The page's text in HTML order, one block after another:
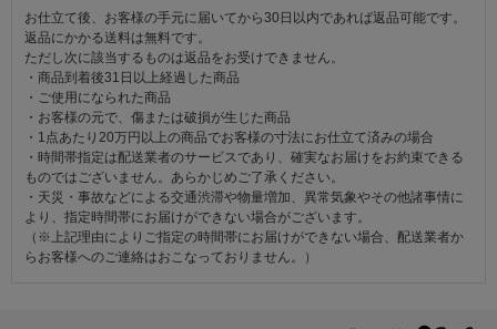
お仕立て後、お客様の手元に届いてから30日以内であれば返品可能です。
返品にかかる送料は無料です。
ただし次に該当するものは返品をお受けできません。
・商品到着後31日以上経過した商品
・ご使用になられた商品
・お客様の元で、傷または破損が生じた商品
・1点あたり20万円以上の商品でお客様の寸法にお仕立て済みの場合
・時間帯指定は配送業者のサービスであり、確実なお届けをお約束できる
ものではございません。あらかじめご了承ください。
・天災・事故などによる交通渋滞や物量増加、異常気象やその他諸事情に
より、指定時間帯にお届けができない場合がございます。
（※上記理由によりご指定の時間帯にお届けができない場合、配送業者か
らお客様へのご連絡はおこなっておりません。）